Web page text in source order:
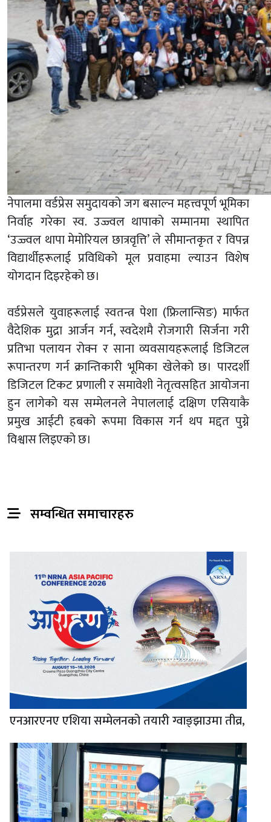
नेपालमा वर्डप्रेस समुदायको जग बसाल्न महत्त्वपूर्ण भूमिका
निर्वाह गरेका स्व. उज्ज्वल थापाको सम्मानमा स्थापित
‘उज्ज्वल थापा मेमोरियल छात्रवृत्ति’ ले सीमान्तकृत र विपन्न
विद्यार्थीहरूलाई प्रविधिको मूल प्रवाहमा ल्याउन विशेष
योगदान दिइरहेको छ।
वर्डप्रेसले युवाहरूलाई स्वतन्त्र पेशा (फ्रिलान्सिङ) मार्फत
वैदेशिक मुद्रा आर्जन गर्न, स्वदेशमै रोजगारी सिर्जना गरी
प्रतिभा पलायन रोक्न र साना व्यवसायहरूलाई डिजिटल
रूपान्तरण गर्न क्रान्तिकारी भूमिका खेलेको छ। पारदर्शी
डिजिटल टिकट प्रणाली र समावेशी नेतृत्वसहित आयोजना
हुन लागेको यस सम्मेलनले नेपाललाई दक्षिण एसियाकै
प्रमुख आईटी हबको रूपमा विकास गर्न थप मद्दत पुग्ने
विश्वास लिइएको छ।
सम्वन्धित समाचारहरु
एनआरएनए एशिया सम्मेलनको तयारी ग्वाङ्झाउमा तीव्र,